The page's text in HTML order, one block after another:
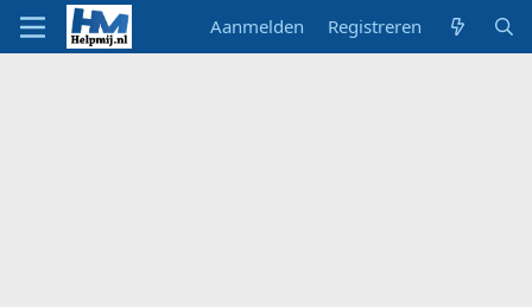
Aanmelden Registreren